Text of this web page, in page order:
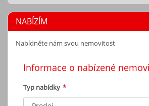
NABÍZÍM
Nabídněte nám svou nemovitost
Informace o nabízené
Typ nabídky *